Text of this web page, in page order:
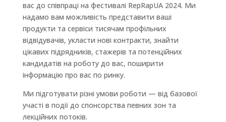
вас до співпраці на фестивалі RepRapUA 2024. Ми
надамо вам можливість представити ваші
продукти та сервіси тисячам профільних
відвідувачів, укласти нові контракти, знайти
цікавих підрядників, стажерів та потенційних
кандидатів на роботу до вас, поширити
інформацію про вас по ринку.
Ми підготувати різні умови роботи — від базової
участі в події до спонсорства певних зон та
лекційних потоків.